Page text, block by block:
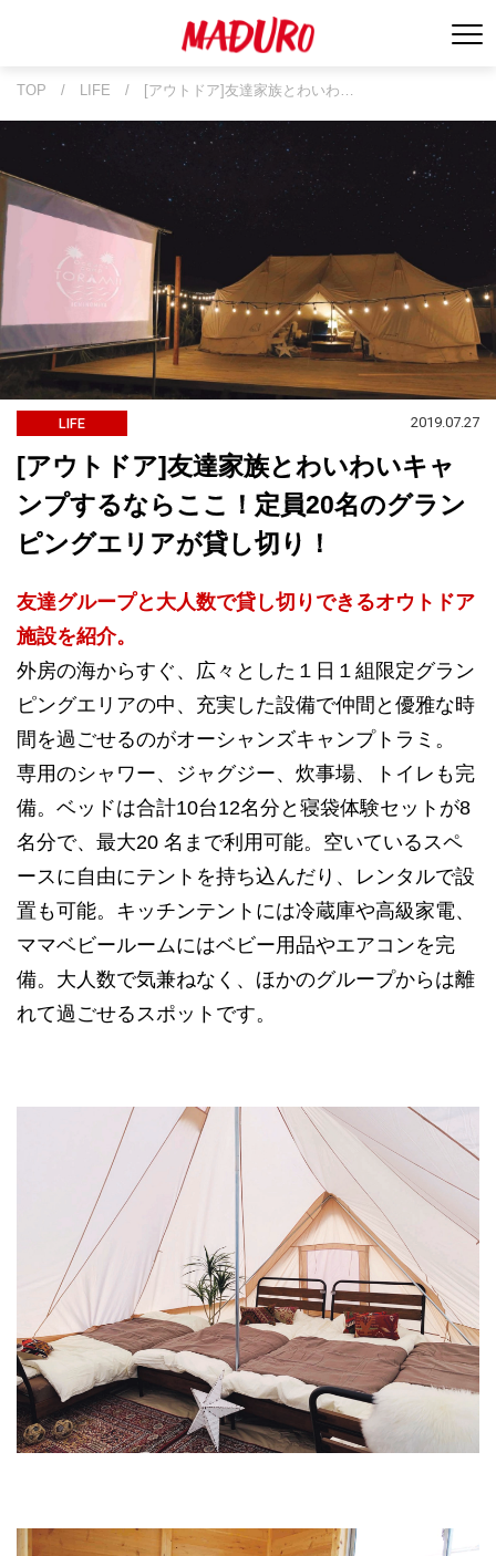
TOP / LIFE / [アウトドア]友達家族とわいわ…
LIFE 2019.07.27
[アウトドア]友達家族とわいわいキャ
ンプするならここ！定員20名のグラン
ピングエリアが貸し切り！
友達グループと大人数で貸し切りできるオウトドア
施設を紹介。
外房の海からすぐ、広々とした１日１組限定グラン
ピングエリアの中、充実した設備で仲間と優雅な時
間を過ごせるのがオーシャンズキャンプトラミ。
専用のシャワー、ジャグジー、炊事場、トイレも完
備。ベッドは合計10台12名分と寝袋体験セットが8
名分で、最大20 名まで利用可能。空いているスペ
ースに自由にテントを持ち込んだり、レンタルで設
置も可能。キッチンテントには冷蔵庫や高級家電、
ママベビールームにはベビー用品やエアコンを完
備。大人数で気兼ねなく、ほかのグループからは離
れて過ごせるスポットです。